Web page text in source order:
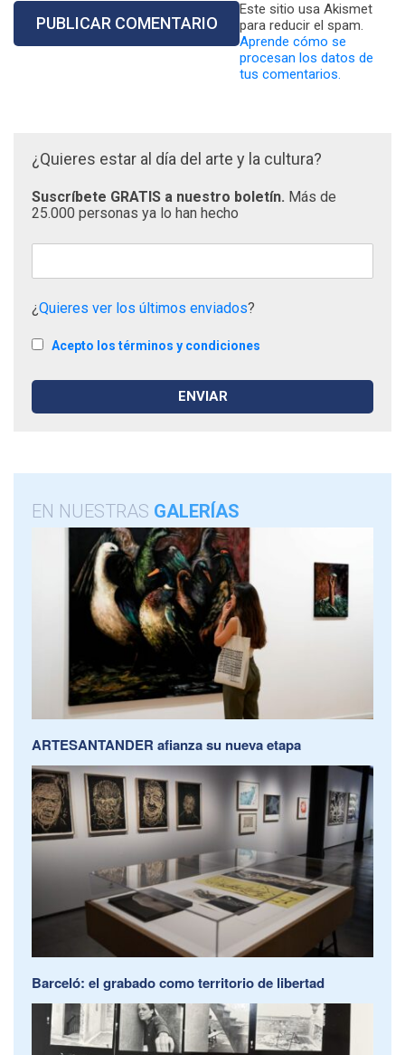
Este sitio usa Akismet
para reducir el spam.
Aprende cómo se
procesan los datos de
tus comentarios.
¿Quieres estar al día del arte y la cultura?
Suscríbete GRATIS a nuestro boletín. Más de
25.000 personas ya lo han hecho
¿Quieres ver los últimos enviados?
Acepto los términos y condiciones
EN NUESTRAS GALERÍAS
ARTESANTANDER afianza su nueva etapa
Barceló: el grabado como territorio de libertad